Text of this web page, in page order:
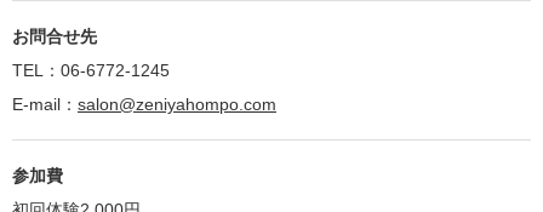
お問合せ先
TEL：06-6772-1245
E-mail： salon@zeniyahompo.com
参加費